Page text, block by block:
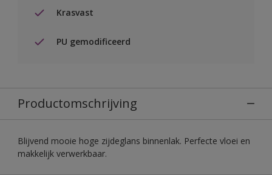
Krasvast
PU gemodificeerd
Productomschrijving
Blijvend mooie hoge zijdeglans binnenlak. Perfecte vloei en
makkelijk verwerkbaar.